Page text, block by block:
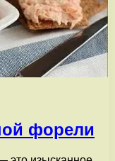
форели